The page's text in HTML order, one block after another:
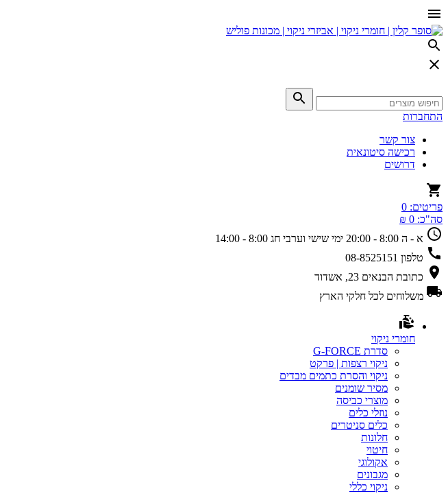
התחברות
צור קשר
רכישה סיטונאית
דרושים
פריטים: 0
סה"כ: 0 ₪
א - ה 8:00 - 20:00
ימי שישי וערבי חג 8:00 - 14:00
טלפון 08-8525151
כתובת הבנאים 23, אשדוד
משלוחים לכל חלקי הארץ
חומרי ניקוי
סדרת G-FORCE
ניקוי רצפות | פרקט
ניקוי והסרת כתמים מבדים
מסיר שומנים
מוצרי כביסה
נוזלי כלים
כלים סניטרים
חלונות
חיטוי
אקולוגי
מגבונים
ניקוי כללי